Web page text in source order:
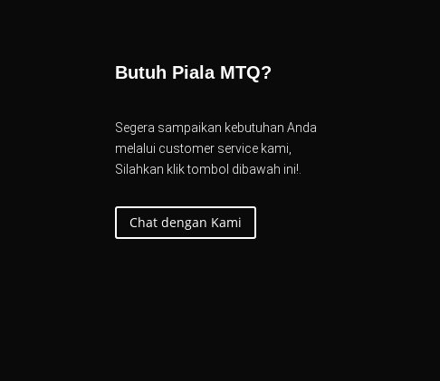
Butuh Piala MTQ?
Segera sampaikan kebutuhan Anda
melalui customer service kami,
Silahkan klik tombol dibawah ini!.
Chat dengan Kami